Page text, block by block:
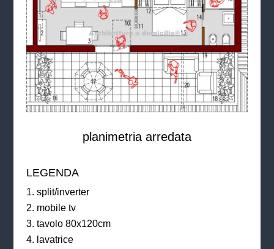
planimetria arredata
LEGENDA
split/inverter
mobile tv
tavolo 80x120cm
lavatrice